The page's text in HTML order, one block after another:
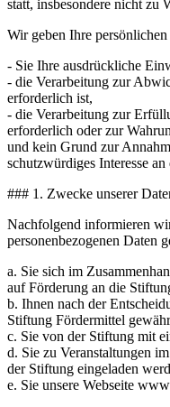
statt, insbesondere nicht zu
Wir geben Ihre
- Sie Ihre ausdrückliche
- die Verarbeitung zur
erforderlich ist,
- die Verarbeitung zur
erforderlich oder zur
und kein Grund zur
schutzwürdiges Interesse
### 1. Zwecke unserer
Nachfolgend informieren
personenbezogenen Daten
a. Sie sich im
auf Förderung an die
b. Ihnen nach der
Stiftung Fördermittel
c. Sie von der Stiftung mit
d. Sie zu Veranstaltungen
der Stiftung eingeladen
e. Sie unsere Webseite